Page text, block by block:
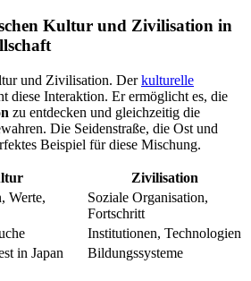
Kultur und Zivilisation in
und Zivilisation. Derkulturelle
diese Interaktion. Er ermöglicht es, die
zu entdecken und gleichzeitig die
Die Seidenstraße, die Ost und
Beispiel für diese Mischung.
Zivilisation
Werte,
Soziale Organisation,
Fortschritt
Institutionen, Technologien
in Japan Bildungssysteme